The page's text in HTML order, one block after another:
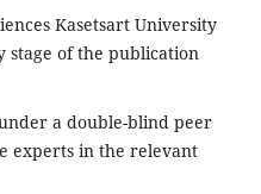
Kasetsart University
stage of the publication
a double-blind peer
experts in the relevant